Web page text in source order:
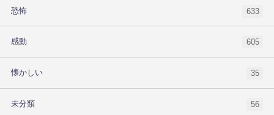
恐怖 633
感動 605
懐かしい 35
未分類 56